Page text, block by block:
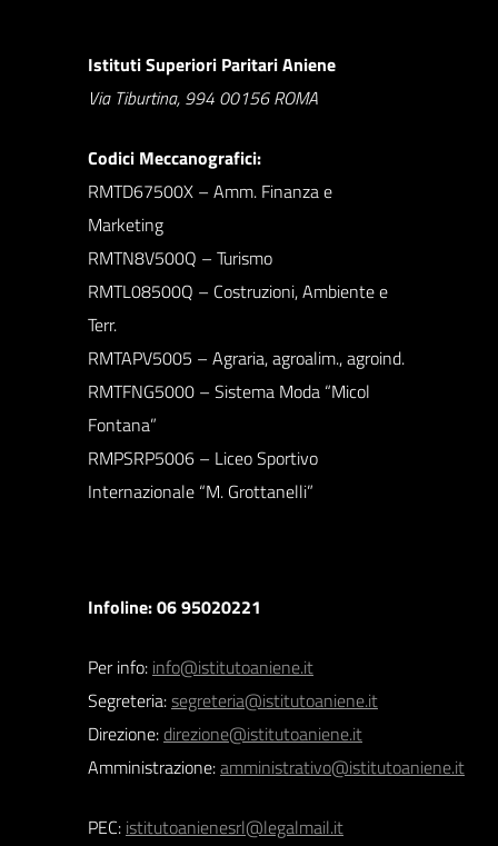
Istituti Superiori Paritari Aniene
Via Tiburtina, 994 00156 ROMA
Codici Meccanografici:
RMTD67500X – Amm. Finanza e
Marketing
RMTN8V500Q – Turismo
RMTL08500Q – Costruzioni, Ambiente e
Terr.
RMTAPV5005 – Agraria, agroalim., agroind.
RMTFNG5000 – Sistema Moda “Micol
Fontana”
RMPSRP5006 – Liceo Sportivo
Internazionale “M. Grottanelli”
Infoline: 06 95020221
Per info: info@istitutoaniene.it
Segreteria:segreteria@istitutoaniene.it
Direzione: direzione@istitutoaniene.it
Amministrazione:amministrativo@istitutoaniene.it
PEC: istitutoanienesrl@legalmail.it